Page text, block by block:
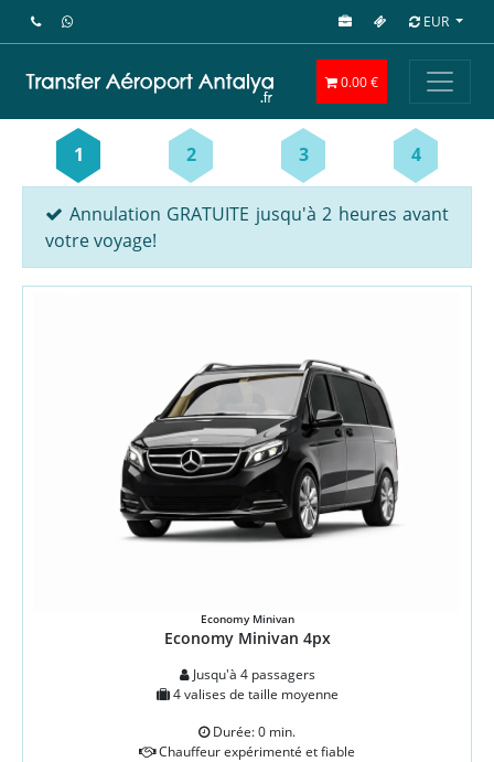
EUR
0.00 €
1 2 3 4
Annulation GRATUITE jusqu'à 2 heures avant
votre voyage!
Economy Minivan
Economy Minivan 4px
Jusqu'à 4 passagers
4 valises de taille moyenne
Durée: 0 min.
Chauffeur expérimenté et fiable